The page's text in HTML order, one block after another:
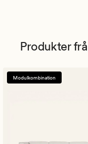
Produkter
Modulkombination